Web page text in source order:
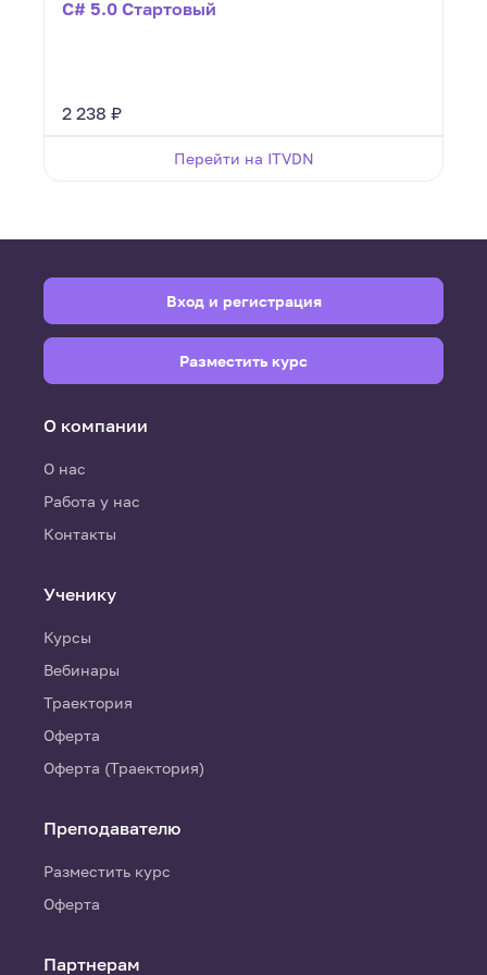
C# 5.0 Стартовый
2 238 ₽
Перейти на ITVDN
О компании
О нас
Работа у нас
Контакты
Ученику
Курсы
Вебинары
Траектория
Оферта
Оферта (Траектория)
Преподавателю
Разместить курс
Оферта
Партнерам
Вход и регистрация
Разместить курс